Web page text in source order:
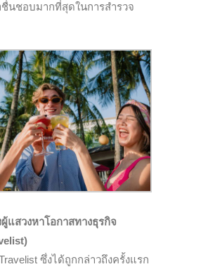
นชอบมากที่สุดในการสำรวจ
แสวงหาโอกาสทางธุรกิจ
ซึ่งได้ถูกกล่าวถึงครั้งแรก